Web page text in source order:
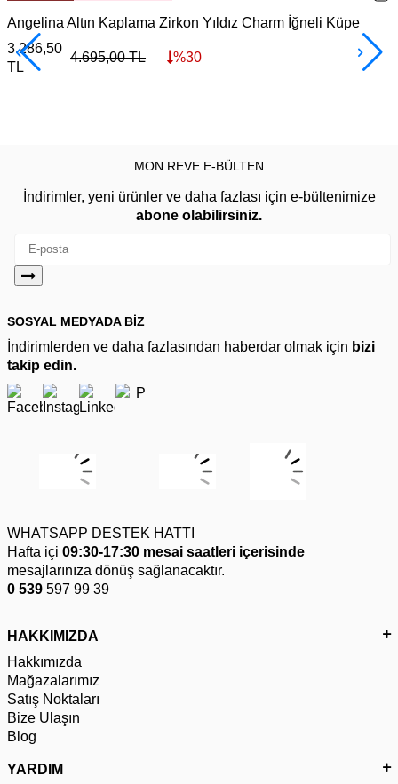
Angelina Altın Kaplama Zirkon Yıldız Charm İğneli Küpe
3.286,50
TL
4.695,00TL %30
MON REVE E-BÜLTEN
İndirimler, yeni ürünler ve daha fazlası için e-bültenimize
abone olabilirsiniz.
SOSYAL MEDYADA BİZ
İndirimlerden ve daha fazlasından haberdar olmak için bizi
takip edin.
WHATSAPP DESTEK HATTI
Hafta içi 09:30-17:30 mesai saatleri içerisinde
mesajlarınıza dönüş sağlanacaktır.
0 539 597 99 39
HAKKIMIZDA
Hakkımızda
Mağazalarımız
Satış Noktaları
Bize Ulaşın
Blog
YARDIM